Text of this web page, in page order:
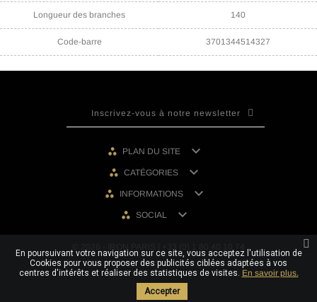
Longueur des branches 140
Code-barre 3701344514327
PLAN DU SITE 
CATÉGORIES 
INFORMATIONS 
SOCIAL 
En poursuivant votre navigation sur ce site, vous acceptez l'utilisation de
Cookies pour vous proposer des publicités ciblées adaptées à vos
centres d'intérêts et réaliser des statistiques de visites. En savoir plus.
Accepter